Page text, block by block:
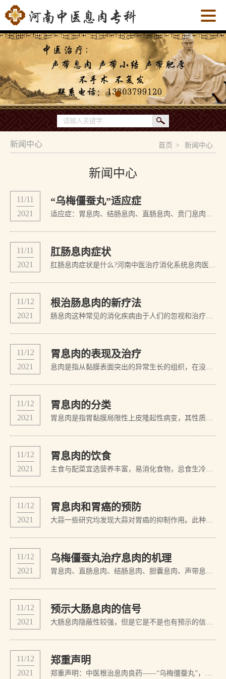
新闻中心 首页 > 新闻中心
新闻中心
11/11
2021
“乌梅僵蚕丸”适应症
11/11
2021
肛肠息肉症状
11/12
2021
根治肠息肉的新疗法
11/12
2021
胃息肉的表现及治疗
11/12
2021
胃息肉的分类
11/12
2021
胃息肉的饮食
11/12
2021
胃息肉和胃癌的预防
11/12
2021
乌梅僵蚕丸治疗息肉的机理
11/12
2021
预示大肠息肉的信号
11/12
2021
郑重声明